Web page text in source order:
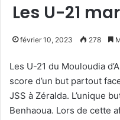
Les U-21
février 10, 2023 278
Les U-21 du Mouloudia
score d’un but partout
JSS à Zéralda. L’unique
Benhaoua. Lors de cette